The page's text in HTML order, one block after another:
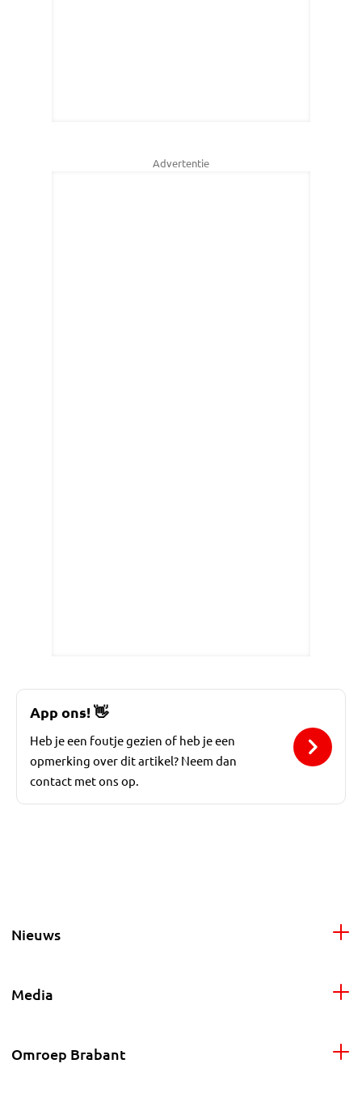
Advertentie
App ons!👋
Heb je een foutje gezien of heb je een
opmerking over dit artikel? Neem dan
contact met ons op.
Nieuws
Media
Omroep Brabant